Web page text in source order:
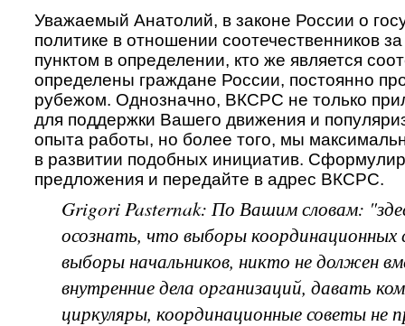
Уважаемый Анатолий, в законе России о
политике в отношении соотечественников
пунктом в определении, кто же является
определены граждане России, постоянно
рубежом. Однозначно, ВКСРС не только
для поддержки Вашего движения и
опыта работы, но более того, мы
в развитии подобных инициатив.
предложения и передайте в адрес ВКСРС.
Grigori Pasternak: По Вашим словам:
осознать, что выборы координационных
выборы начальников, никто не должен
внутренние дела организаций, давать
циркуляры, координационные советы не